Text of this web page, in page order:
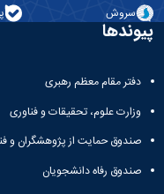
آموزشی
معاونت
معاونت
تکمیلی
کمیته
منتخب
هیات
ها
و
نامه
سمینارها
و
پایان
نامه
گروه
مواد
صنایع
گروه
کامپیوتر
پژوهش
های
مهندسی
مهندسی
صنایع
مهندسی
کامپیوتر
سروش
پیوندها
دفتر مقام معظم رهبری
وزارت علوم، تحقیقات و فناوری
صندوق حمایت از پژوهشگران و
صندوق رفاه دانشجویان